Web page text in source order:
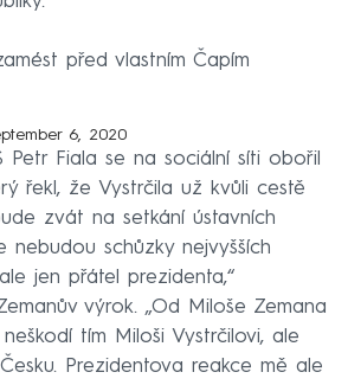
před vlastním Čapím
6, 2020
Petr Fiala se na sociální síti obořil
řekl, že Vystrčila už kvůli cestě
zvát na setkání ústavních
nebudou schůzky nejvyšších
jen přátel prezidenta,“
výrok. „Od Miloše Zemana
tím Miloši Vystrčilovi, ale
Prezidentova reakce mě ale